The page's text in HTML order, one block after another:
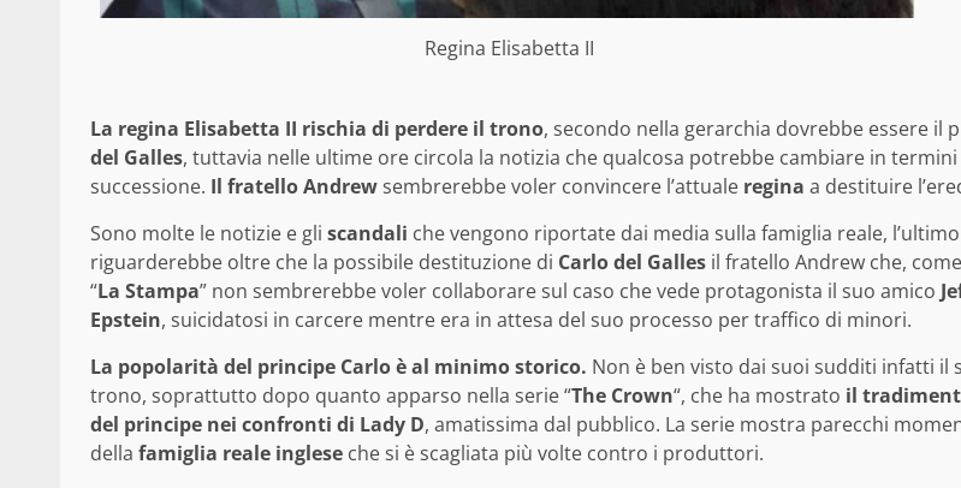
Regina Elisabetta II
La regina Elisabetta II rischia di perdere il trono, secondo nella gerarchia dovrebbe essere il
del Galles, tuttavia nelle ultime ore circola la notizia che qualcosa potrebbe cambiare in termini
successione. Il fratello Andrewsembrerebbe voler convincere l’attuale regina a destituire
Sono molte le notizie e gli scandali che vengono riportate dai media sulla famiglia reale,
riguarderebbe oltre che la possibile destituzione di Carlo del Galles il fratello Andrew che,
“La Stampa” non sembrerebbe voler collaborare sul caso che vede protagonista il suo amico
Epstein, suicidatosi in carcere mentre era in attesa del suo processo per traffico di minori.
La popolarità del principe Carlo è al minimo storico. Non è ben visto dai suoi sudditi infatti il
trono, soprattutto dopo quanto apparso nella serie “The Crown“, che ha mostrato il
del principe nei confronti di Lady D, amatissima dal pubblico. La serie mostra parecchi
della famiglia reale inglese che si è scagliata più volte contro i produttori.